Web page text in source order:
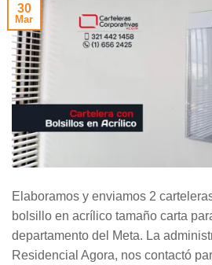
30
Mar
Elaboramos y enviamos 2
bolsillo en acrílico tamaño carta
departamento del Meta. La
Residencial Agora, nos contactó